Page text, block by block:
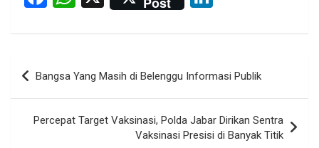
ce
o
k
at
s
A
p
p
ke
dI
n
Post
navigation
Bangsa Yang Masih di Belenggu Informasi Publik
Percepat Target Vaksinasi, Polda Jabar Dirikan Sentra
Vaksinasi Presisi di Banyak Titik